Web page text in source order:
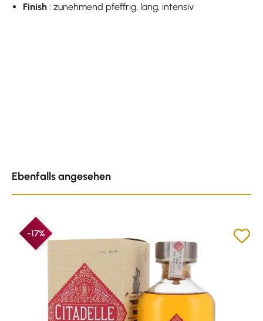
Finish: zunehmend pfeffrig, lang, intensiv
Ebenfalls angesehen
-17%